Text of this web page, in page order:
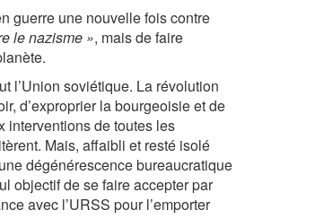
guerre une nouvelle fois contre
le nazisme », mais de faire
l’Union soviétique. La révolution
d’exproprier la bourgeoisie et de
interventions de toutes les
Mais, affaibli et resté isolé
dégénérescence bureaucratique
objectif de se faire accepter par
avec l’URSS pour l’emporter